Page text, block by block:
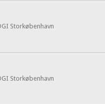
Storkøbenhavn
Storkøbenhavn